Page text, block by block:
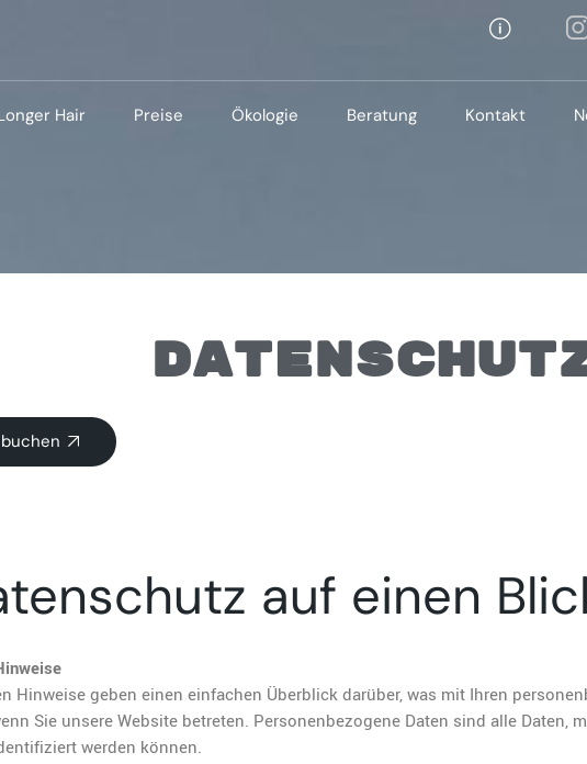
Hair Preise Ökologie Beratung Kontakt
auf einen
Hinweise geben einen einfachen Überblick darüber, was mit Ihren
Sie unsere Website betreten. Personenbezogene Daten sind alle Daten,
werden können.